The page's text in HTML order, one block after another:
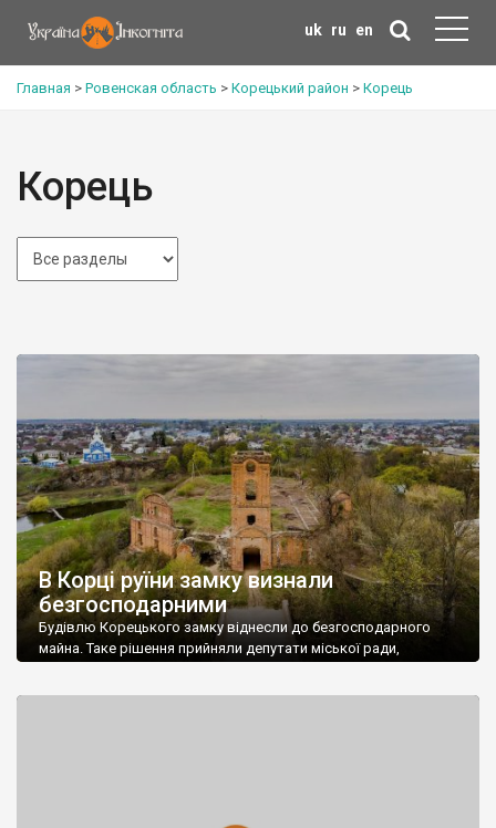
uk ru en
Главная > Ровенская область > Корецький район > Корець
Корець
В Корці руїни замку визнали
безгосподарними
Будівлю Корецького замку віднесли до безгосподарного
майна. Таке рішення прийняли депутати міської ради,